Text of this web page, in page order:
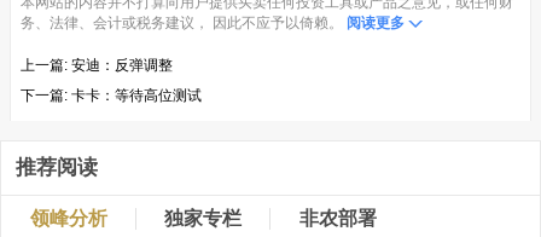
务、法律、会计或税务建议， 因此不应予以倚赖。
阅读更多
上一篇: 安迪：反弹调整
下一篇: 卡卡：等待高位测试
推荐阅读
领峰分析 独家专栏 非农部署